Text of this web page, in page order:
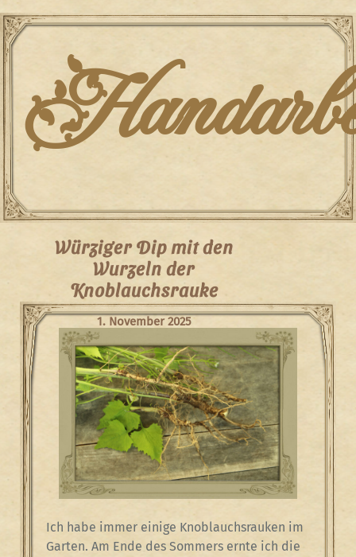
Skip
to
content
Würziger Dip mit den
Wurzeln der
Knoblauchsrauke
1. November 2025
Ich habe immer einige Knoblauchsrauken im
Garten. Am Ende des Sommers ernte ich die